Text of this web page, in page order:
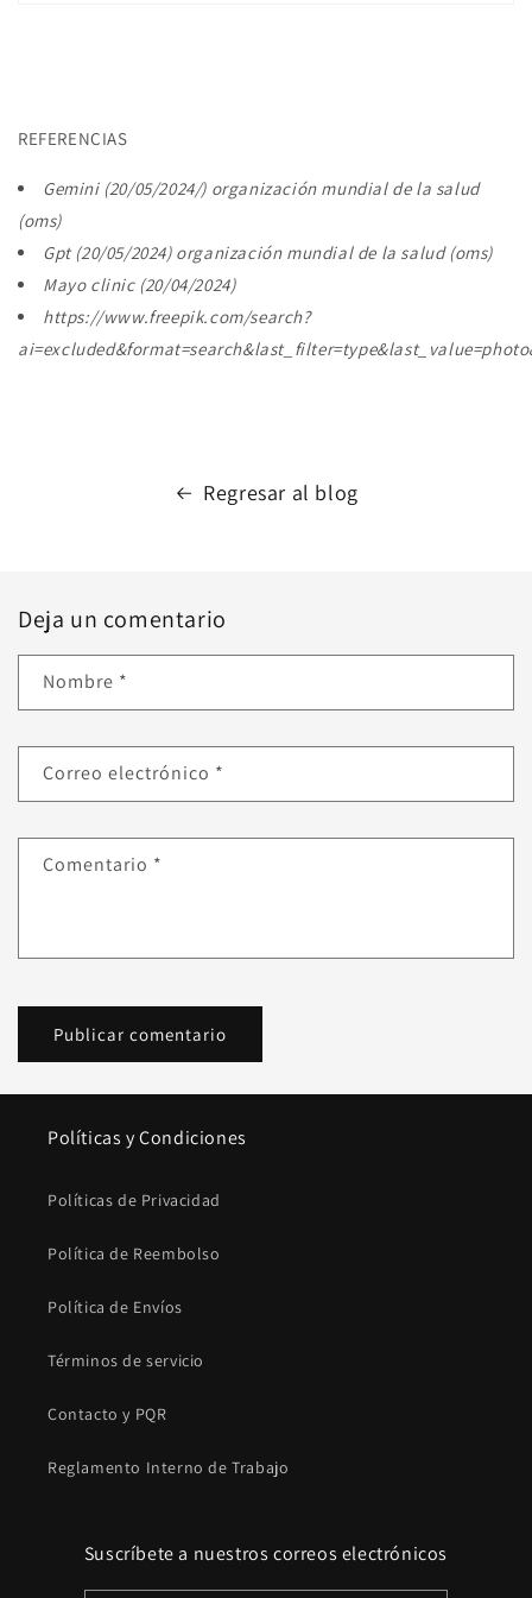
REFERENCIAS
Gemini (20/05/2024/) organización mundial de la salud
(oms)
Gpt (20/05/2024) organización mundial de la salud (oms)
Mayo clinic (20/04/2024)
https://www.freepik.com/search?
Regresar al blog
Deja un comentario
Nombre *
Correo electrónico *
Comentario *
Políticas y Condiciones
Políticas de Privacidad
Política de Reembolso
Política de Envíos
Términos de servicio
Contacto y PQR
Reglamento Interno de Trabajo
Suscríbete a nuestros correos electrónicos